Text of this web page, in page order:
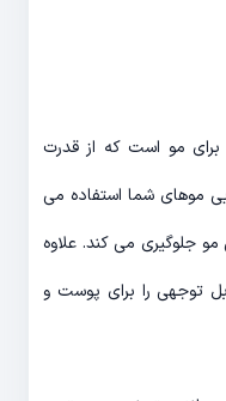
مو است که از قدرت
موهای شما استفاده می
جلوگیری می کند. علاوه
توجهی را برای پوست و